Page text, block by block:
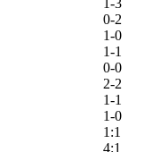
1-3
0-2
1-0
1-1
0-0
2-2
1-1
1-0
1:1
4:1